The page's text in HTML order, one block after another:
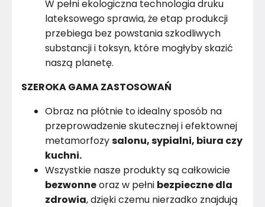
W pełni ekologiczna technologia druku
lateksowego sprawia, że etap produkcji
przebiega bez powstania szkodliwych
substancji i toksyn, które mogłyby skazić
naszą planetę.
SZEROKA GAMA ZASTOSOWAŃ
Obraz na płótnie to idealny sposób na
przeprowadzenie skutecznej i efektownej
metamorfozysalonu, sypialni, biura czy
kuchni.
Wszystkie nasze produkty są całkowicie
bezwonneoraz w pełni bezpieczne dla
zdrowia, dzięki czemu nierzadko znajdują